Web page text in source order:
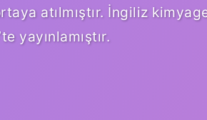
atılmıştır. İngiliz
yayınlamıştır.